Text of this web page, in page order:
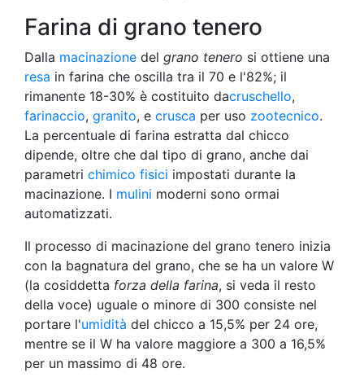
Farina di grano tenero
Dalla macinazione del grano tenero si ottiene una
resa in farina che oscilla tra il 70 e l'82%; il
rimanente 18-30% è costituito dacruschello,
farinaccio, granito, e crusca per uso zootecnico.
La percentuale di farina estratta dal chicco
dipende, oltre che dal tipo di grano, anche dai
parametri chimico fisici impostati durante la
macinazione. I mulini moderni sono ormai
automatizzati.
Il processo di macinazione del grano tenero inizia
con la bagnatura del grano, che se ha un valore W
(la cosiddetta forza della farina, si veda il resto
della voce) uguale o minore di 300 consiste nel
portare l'umidità del chicco a 15,5% per 24 ore,
mentre se il W ha valore maggiore a 300 a 16,5%
per un massimo di 48 ore.